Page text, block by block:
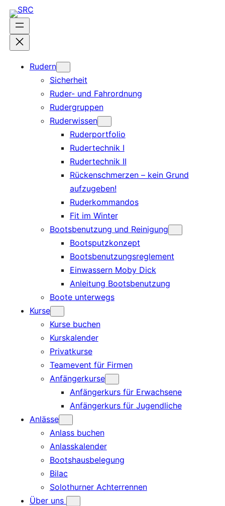
Zum
Inhalt
springen
Rudern
Sicherheit
Ruder- und Fahrordnung
Rudergruppen
Ruderwissen
Ruderportfolio
Rudertechnik I
Rudertechnik II
Rückenschmerzen – kein Grund
aufzugeben!
Ruderkommandos
Fit im Winter
Bootsbenutzung und Reinigung
Bootsputzkonzept
Bootsbenutzungsreglement
Einwassern Moby Dick
Anleitung Bootsbenutzung
Boote unterwegs
Kurse
Kurse buchen
Kurskalender
Privatkurse
Teamevent für Firmen
Anfängerkurse
Anfängerkurs für Erwachsene
Anfängerkurs für Jugendliche
Anlässe
Anlass buchen
Anlasskalender
Bootshausbelegung
Bilac
Solothurner Achterrennen
Über uns